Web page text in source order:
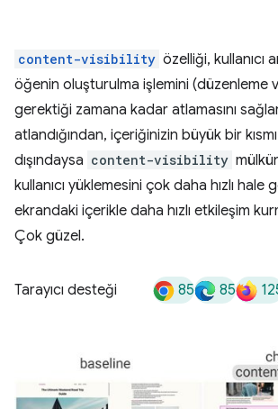
content-visibility özelliği, kullanıcı
öğenin oluşturulma işlemini (düzenleme
gerektiği zamana kadar atlamasını
atlandığından, içeriğinizin büyük bir
dışındaysa content-visibility
kullanıcı yüklemesini çok daha hızlı hale
ekrandaki içerikle daha hızlı etkileşim
Çok güzel.
Tarayıcı desteği 85 85